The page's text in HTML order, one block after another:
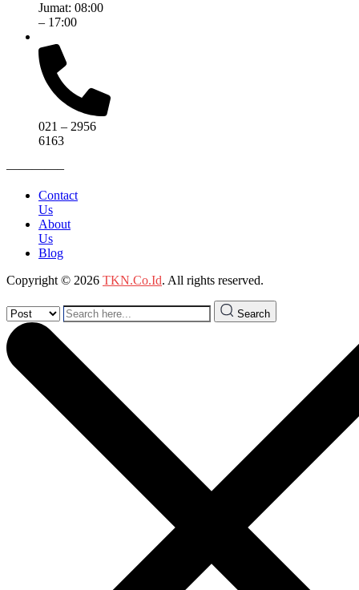
Jumat: 08:00
– 17:00
021 – 2956
6163
————–
Contact
Us
About
Us
Blog
Copyright © 2026 TKN.Co.Id. All rights reserved.
Search